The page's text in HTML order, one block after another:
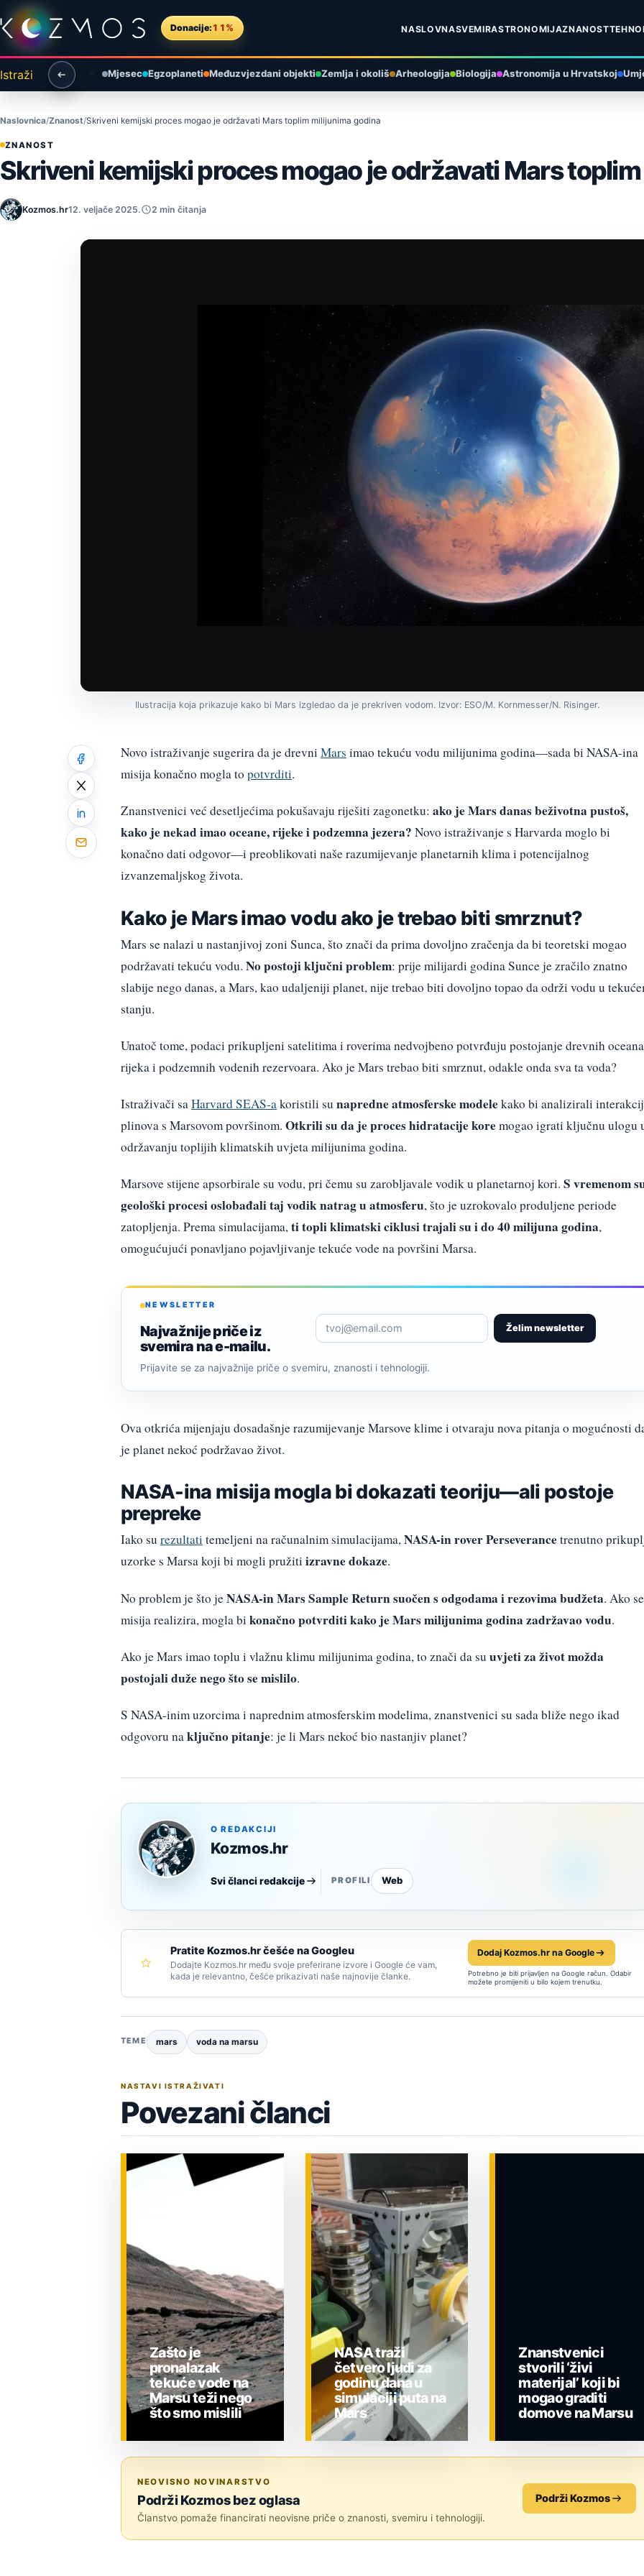
Preskoči na sadržaj
Donacije: 11% NASLOVNASVEMIRASTRONOMIJAZNANOST
Istraži Mjesec Egzoplaneti Međuzvjezdani objekti Zemlja i okoliš Arheologija Biologija Astronomija u Hrvatskoj
Naslovnica Znanost Skriveni kemijski proces mogao je održavati Mars toplim milijunima godina
ZNANOST
Skriveni kemijski proces mogao je održavati Mars
Kozmos.hr12. veljače 2025. 2 min čitanja
Ilustracija koja prikazuje kako bi Mars izgledao da je prekriven vodom. Izvor: ESO/M. Kornmesser/N. Risinger.
Novo istraživanje sugerira da je drevni Mars imao tekuću vodu milijunima godina—sada bi NASA-ina
misija konačno mogla to potvrditi.
Znanstvenici već desetljećima pokušavaju riješiti zagonetku: ako je Mars danas beživotna pustoš,
kako je nekad imao oceane, rijeke i podzemna jezera? Novo istraživanje s Harvarda moglo bi
konačno dati odgovor—i preoblikovati naše razumijevanje planetarnih klima i potencijalnog
izvanzemaljskog života.
Kako je Mars imao vodu ako je trebao biti smrznut?
Mars se nalazi u nastanjivoj zoni Sunca, što znači da prima dovoljno zračenja da bi teoretski mogao
podržavati tekuću vodu. No postoji ključni problem: prije milijardi godina Sunce je zračilo znatno
slabije nego danas, a Mars, kao udaljeniji planet, nije trebao biti dovoljno topao da održi vodu u
stanju.
Unatoč tome, podaci prikupljeni satelitima i roverima nedvojbeno potvrđuju postojanje drevnih
rijeka i podzemnih vodenih rezervoara. Ako je Mars trebao biti smrznut, odakle onda sva ta voda?
Istraživači saHarvard SEAS-akoristili su napredne atmosferske modelekako bi analizirali
plinova s Marsovom površinom. Otkrili su da je proces hidratacije koremogao igrati ključnu ulogu
održavanju toplijih klimatskih uvjeta milijunima godina.
Marsove stijene apsorbirale su vodu, pri čemu su zarobljavale vodik u planetarnoj kori. S vremenom
geološki procesi oslobađali taj vodik natrag u atmosferu, što je uzrokovalo produljene periode
zatopljenja. Prema simulacijama,ti topli klimatski ciklusi trajali su i do 40 milijuna godina,
omogućujući ponavljano pojavljivanje tekuće vode na površini Marsa.
NEWSLETTER
Najvažnije priče iz
svemira na e-mailu.
Želim newsletter
Prijavite se za najvažnije priče o svemiru, znanosti i tehnologiji.
Ova otkrića mijenjaju dosadašnje razumijevanje Marsove klime i otvaraju nova pitanja o mogućnosti
je planet nekoć podržavao život.
NASA-ina misija mogla bi dokazati teoriju—ali postoje
prepreke
Iako su rezultati temeljeni na računalnim simulacijama,NASA-in rover Perseverancetrenutno
uzorke s Marsa koji bi mogli pružiti izravne dokaze.
No problem je što jeNASA-in Mars Sample Return suočen s odgodama i rezovima budžeta. Ako se
misija realizira, mogla bi konačno potvrditi kako je Mars milijunima godina zadržavao vodu.
Ako je Mars imao toplu i vlažnu klimu milijunima godina, to znači da su uvjeti za život možda
postojali duže nego što se mislilo.
S NASA-inim uzorcima i naprednim atmosferskim modelima, znanstvenici su sada bliže nego ikad
odgovoru naključno pitanje: je li Mars nekoć bio nastanjiv planet?
O REDAKCIJI
Kozmos.hr
Svi članci redakcije PROFILI Web
Pratite Kozmos.hr češće na Googleu
Dodajte Kozmos.hr među svoje preferirane izvore i Google će vam,
kada je relevantno, češće prikazivati naše najnovije članke.
Dodaj Kozmos.hr na Google
Potrebno je biti prijavljen na Google račun. Odabir
možete promijeniti u bilo kojem trenutku.
TEME mars voda na marsu
NASTAVI ISTRAŽIVATI
Povezani članci
Zašto je
pronalazak
tekuće vode na
Marsu teži nego
što smo mislili
NASA traži
četvero ljudi za
godinu dana u
simulaciji puta na
Mars
Znanstvenici
stvorili ‘živi
materijal’ koji bi
mogao graditi
domove na Marsu
NEOVISNO NOVINARSTVO
Podrži Kozmos bez oglasa
Članstvo pomaže financirati neovisne priče o znanosti, svemiru i tehnologiji.
Podrži Kozmos